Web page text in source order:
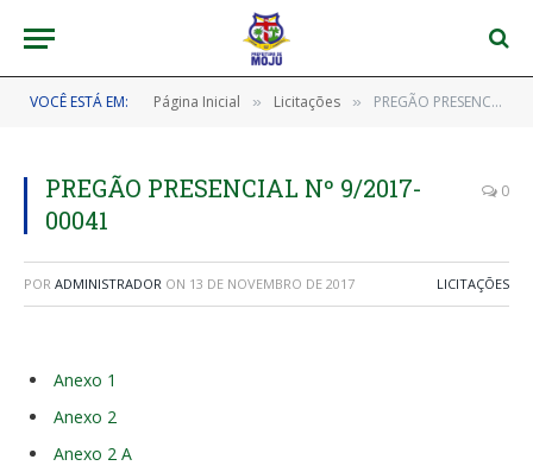
VOCÊ ESTÁ EM: Página Inicial » Licitações » PREGÃO PRESENCIAL Nº 9/2017-00041
PREGÃO PRESENCIAL Nº 9/2017-
00041
0
POR ADMINISTRADOR ON 13 DE NOVEMBRO DE 2017 LICITAÇÕES
Anexo 1
Anexo 2
Anexo 2 A